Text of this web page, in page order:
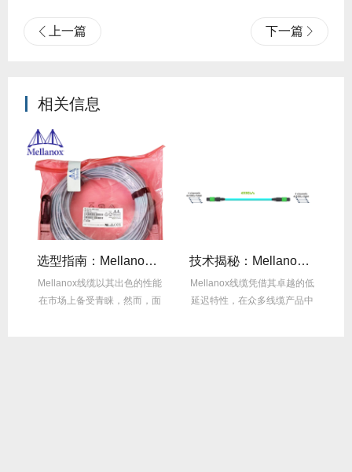
上一篇 下一篇
相关信息
选型指南：Mellanox线缆带宽怎么选？看完这篇不纠结！
Mellanox线缆以其出色的性能
在市场上备受青睐，然而，面
技术揭秘：Mellanox线缆低延迟背后的“信号优化”黑科技！
Mellanox线缆凭借其卓越的低
延迟特性，在众多线缆产品中